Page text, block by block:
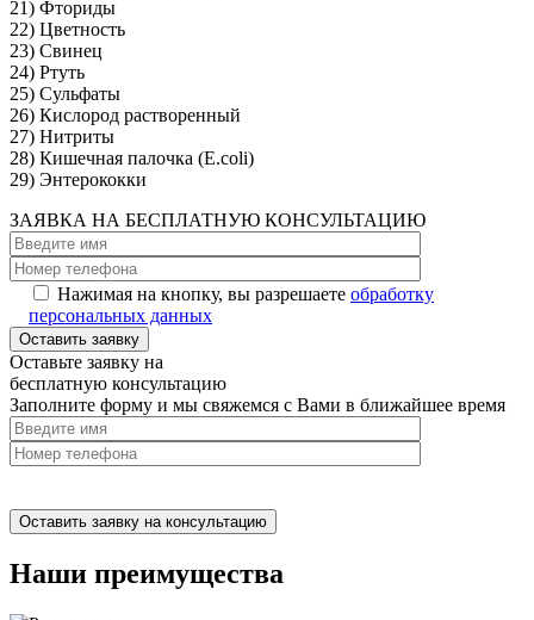
21) Фториды
22) Цветность
23) Свинец
24) Ртуть
25) Сульфаты
26) Кислород растворенный
27) Нитриты
28) Кишечная палочка (E.coli)
29) Энтерококки
ЗАЯВКА НА БЕСПЛАТНУЮ КОНСУЛЬТАЦИЮ
Нажимая на кнопку, вы разрешаете обработку
персональных данных
Оставьте заявку на
бесплатную консультацию
Заполните форму и мы свяжемся с Вами в ближайшее время
Наши преимущества